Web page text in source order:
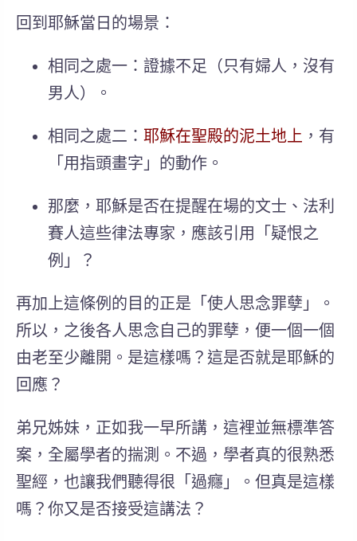
回到耶穌當日的場景：
相同之處一：證據不足（只有婦人，沒有
男人）。
相同之處二： 耶穌在聖殿的泥土地上 ，有
「用指頭畫字」的動作。
那麼，耶穌是否在提醒在場的文士、法利
賽人這些律法專家，應該引用「疑恨之
例」？
再加上這條例的目的正是 「使人思念罪孽」
。
所以，之後各人思念自己的罪孽，便一個一個
由老至少離開。 是這樣嗎？這是否就是耶穌的
回應？
弟兄姊妹，正如我一早所講，這裡並無標準答
案，全屬學者的揣測。不過，學者真的很熟悉
聖經，也讓我們聽得很「過癮」。但真是這樣
嗎？你又是否接受這講法？